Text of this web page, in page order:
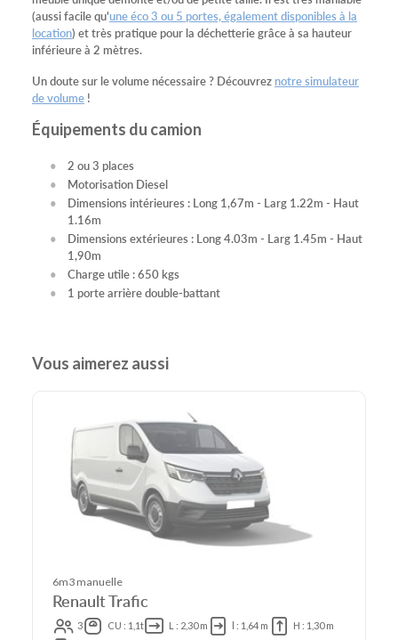
(aussi facile qu'une éco 3 ou 5 portes, également disponibles à la
location) et très pratique pour la déchetterie grâce à sa hauteur
inférieure à 2 mètres.
Un doute sur le volume nécessaire ? Découvrez notre simulateur
de volume !
Équipements du camion
2 ou 3 places
Motorisation Diesel
Dimensions intérieures : Long 1,67m - Larg 1.22m - Haut
1.16m
Dimensions extérieures : Long 4.03m - Larg 1.45m - Haut
1,90m
Charge utile : 650 kgs
1 porte arrière double-battant
Vous aimerez aussi
6m3 manuelle
Renault Trafic
3 CU : 1,1t L : 2,30 m l : 1,64 m
H : 1,30 m